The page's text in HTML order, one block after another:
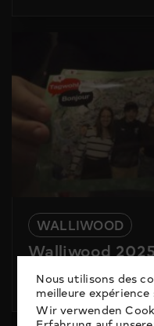
WALLIWOOD
Walliwood
30. März 2025
Nous utilisons des
meilleure
Wir verwenden